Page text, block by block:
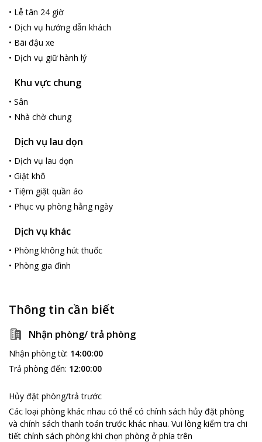
• Lễ tân 24 giờ
• Dịch vụ hướng dẫn khách
• Bãi đậu xe
• Dịch vụ giữ hành lý
Khu vực chung
• Sân
• Nhà chờ chung
Dịch vụ lau dọn
• Dịch vụ lau dọn
• Giặt khô
• Tiệm giặt quần áo
• Phục vụ phòng hằng ngày
Dịch vụ khác
• Phòng không hút thuốc
• Phòng gia đình
Thông tin cần biết
Nhận phòng/ trả phòng
Nhận phòng từ: 14:00:00
Trả phòng đến: 12:00:00
Hủy đặt phòng/trả trước
Các loại phòng khác nhau có thể có chính sách hủy đặt phòng
và chính sách thanh toán trước khác nhau. Vui lòng kiểm tra chi
tiết chính sách phòng khi chọn phòng ở phía trên